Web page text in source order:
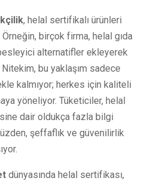
, helal sertifikalı ürünleri
birçok firma, helal gıda
alternatifler ekleyerek
bu yaklaşım sadece
kalmıyor; herkes için kaliteli
yöneliyor. Tüketiciler, helal
dair oldukça fazla bilgi
şeffaflık ve güvenilirlik
dünyasında helal sertifikası,